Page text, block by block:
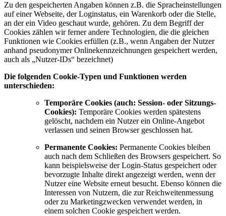
Zu den gespeicherten Angaben können z.B. die Spracheinstellungen
auf einer Webseite, der Loginstatus, ein Warenkorb oder die Stelle,
an der ein Video geschaut wurde, gehören. Zu dem Begriff der
Cookies zählen wir ferner andere Technologien, die die gleichen
Funktionen wie Cookies erfüllen (z.B., wenn Angaben der Nutzer
anhand pseudonymer Onlinekennzeichnungen gespeichert werden,
auch als „Nutzer-IDs“ bezeichnet)
Die folgenden Cookie-Typen und Funktionen werden
unterschieden:
Temporäre Cookies (auch: Session- oder Sitzungs-
Cookies): Temporäre Cookies werden spätestens
gelöscht, nachdem ein Nutzer ein Online-Angebot
verlassen und seinen Browser geschlossen hat.
Permanente Cookies: Permanente Cookies bleiben
auch nach dem Schließen des Browsers gespeichert. So
kann beispielsweise der Login-Status gespeichert oder
bevorzugte Inhalte direkt angezeigt werden, wenn der
Nutzer eine Website erneut besucht. Ebenso können die
Interessen von Nutzern, die zur Reichweitenmessung
oder zu Marketingzwecken verwendet werden, in
einem solchen Cookie gespeichert werden.